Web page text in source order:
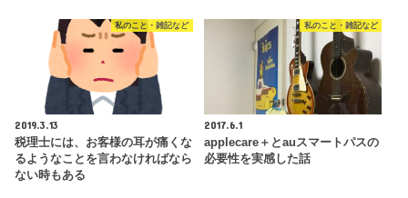
私のこと・雑記など
2019.3.13
税理士には、お客様の耳が痛くな
るようなことを言わなければなら
ない時もある
私のこと・雑記など
2017.6.1
applecare＋とauスマートパスの
必要性を実感した話